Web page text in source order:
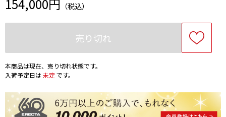
154,000円 （税込）
売り切れ
本商品は現在、売り切れ状態です。
入荷予定日は未定 です。